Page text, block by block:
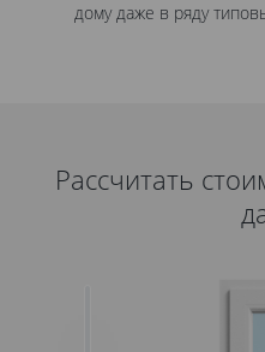
дому даже в ряду
Рассчитать